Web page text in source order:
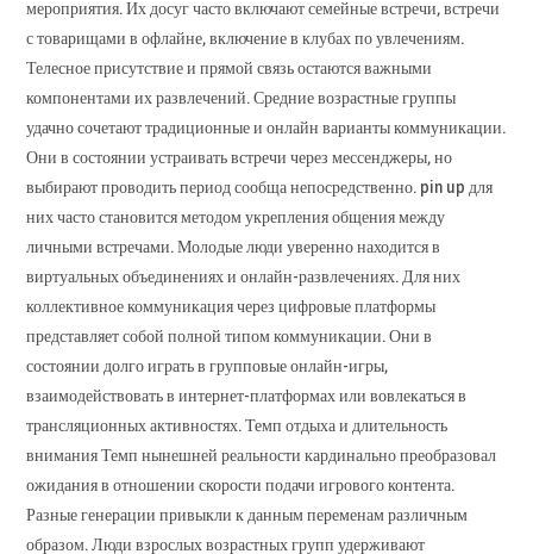
мероприятия. Их досуг часто включают семейные встречи, встречи
с товарищами в офлайне, включение в клубах по увлечениям.
Телесное присутствие и прямой связь остаются важными
компонентами их развлечений. Средние возрастные группы
удачно сочетают традиционные и онлайн варианты коммуникации.
Они в состоянии устраивать встречи через мессенджеры, но
выбирают проводить период сообща непосредственно. pin up для
них часто становится методом укрепления общения между
личными встречами. Молодые люди уверенно находится в
виртуальных объединениях и онлайн-развлечениях. Для них
коллективное коммуникация через цифровые платформы
представляет собой полной типом коммуникации. Они в
состоянии долго играть в групповые онлайн-игры,
взаимодействовать в интернет-платформах или вовлекаться в
трансляционных активностях. Темп отдыха и длительность
внимания Темп нынешней реальности кардинально преобразовал
ожидания в отношении скорости подачи игрового контента.
Разные генерации привыкли к данным переменам различным
образом. Люди взрослых возрастных групп удерживают